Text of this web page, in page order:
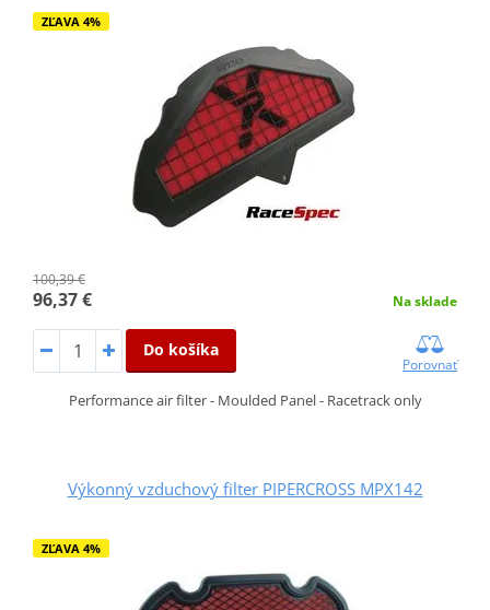
ZĽAVA 4%
100,39 €
96,37 € Na sklade
Do košíka
Porovnať
Performance air filter - Moulded Panel - Racetrack only
Výkonný vzduchový filter PIPERCROSS MPX142
ZĽAVA 4%